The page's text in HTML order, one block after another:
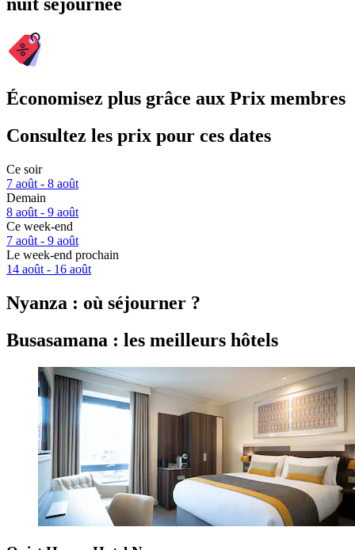
nuit séjournée
Économisez plus grâce aux Prix membres
Consultez les prix pour ces dates
Ce soir
7 août - 8 août
Demain
8 août - 9 août
Ce week-end
7 août - 9 août
Le week-end prochain
14 août - 16 août
Nyanza : où séjourner ?
Busasamana : les meilleurs hôtels